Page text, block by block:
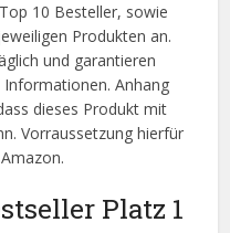
10 Besteller, sowie
Produkten an.
und garantieren
Anhang
dieses Produkt mit
Vorraussetzung hierfür
Platz 1